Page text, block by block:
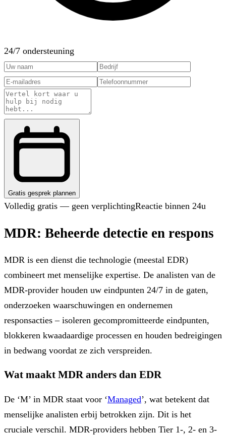
24/7 ondersteuning
Gratis gesprek plannen
Volledig gratis — geen verplichtingReactie binnen 24u
MDR: Beheerde detectie en respons
MDR is een dienst die technologie (meestal EDR)
combineert met menselijke expertise. De analisten van de
MDR-provider houden uw eindpunten 24/7 in de gaten,
onderzoeken waarschuwingen en ondernemen
responsacties – isoleren gecompromitteerde eindpunten,
blokkeren kwaadaardige processen en houden bedreigingen
in bedwang voordat ze zich verspreiden.
Wat maakt MDR anders dan EDR
De ‘M’ in MDR staat voor ‘Managed’, wat betekent dat
menselijke analisten erbij betrokken zijn. Dit is het
cruciale verschil. MDR-providers hebben Tier 1-, 2- en 3-